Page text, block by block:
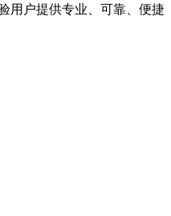
用户提供专业、可靠、便捷